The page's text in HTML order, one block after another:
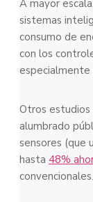
A mayor
sistemas
consumo de
con los
especialmente
Otros estudios
alumbrado
sensores (que
hasta 48%
convencionales.